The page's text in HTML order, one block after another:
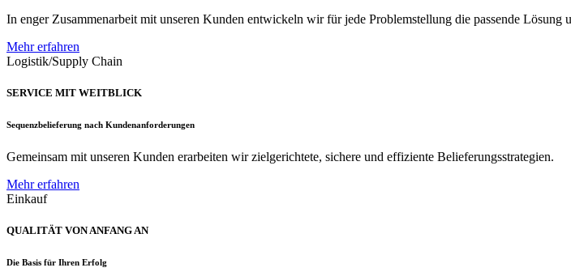
In enger Zusammenarbeit mit unseren Kunden entwickeln wir für jede Problemstellung die passende Lösung
Mehr erfahren
Logistik/Supply Chain
SERVICE MIT WEITBLICK
Sequenzbelieferung nach Kundenanforderungen
Gemeinsam mit unseren Kunden erarbeiten wir zielgerichtete, sichere und effiziente Belieferungsstrategien.
Mehr erfahren
Einkauf
QUALITÄT VON ANFANG AN
Die Basis für Ihren Erfolg